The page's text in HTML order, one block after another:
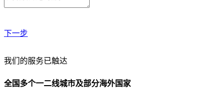
下一步
贵公司预算范围是？
我们的服务已触达
全国多个一二线城市及部分海外国家